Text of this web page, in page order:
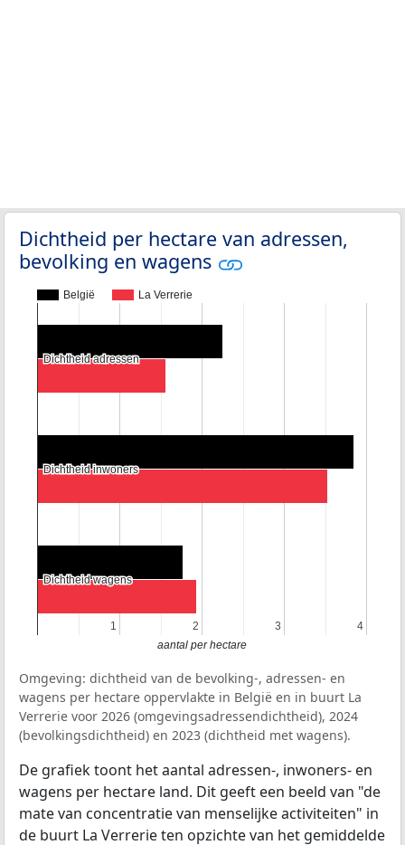
Dichtheid per hectare van adressen,
bevolking en wagens
België La Verrerie
1
1 2
2 3
3 4
4
Dichtheid adressen
Dichtheid adressen
Dichtheid inwoners
Dichtheid inwoners
Dichtheid wagens
Dichtheid wagens
aantal per hectare
Omgeving: dichtheid van de bevolking-, adressen- en
wagens per hectare oppervlakte in België en in buurt La
Verrerie voor 2026 (omgevingsadressendichtheid), 2024
(bevolkingsdichtheid) en 2023 (dichtheid met wagens).
De grafiek toont het aantal adressen-, inwoners- en
wagens per hectare land. Dit geeft een beeld van "de
mate van concentratie van menselijke activiteiten" in
de buurt La Verrerie ten opzichte van het gemiddelde